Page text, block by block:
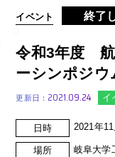
イベント 終了
令和3年度 航
ーシンポジウ
更新日： 2021.09.24 イ
日時 2021年
場所 岐阜大学